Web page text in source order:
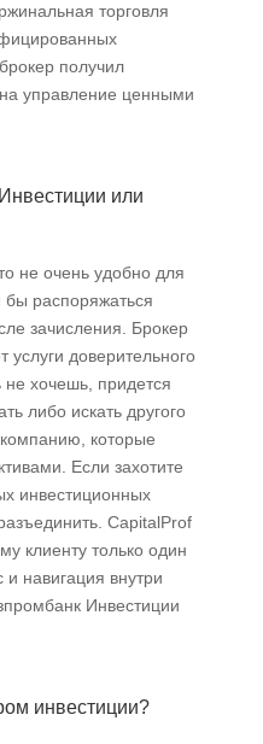
торговля
получил
управление ценными
или
не очень удобно для
бы распоряжаться
зачисления. Брокер
услуги доверительного
хочешь, придется
либо искать другого
которые
Если захотите
инвестиционных
CapitalProf
клиенту только один
навигация внутри
Инвестиции
инвестиции?